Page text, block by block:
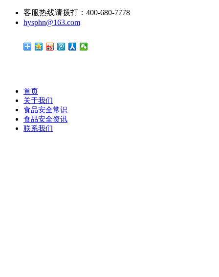
客服热线请拨打：400-680-7778
hysphn@163.com
首页
关于我们
食品安全常识
食品安全资讯
联系我们